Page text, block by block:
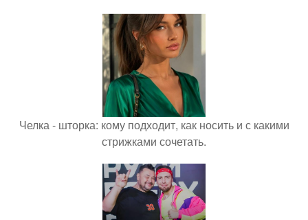
Челка - шторка: кому подходит, как носить и с какими
стрижками сочетать.